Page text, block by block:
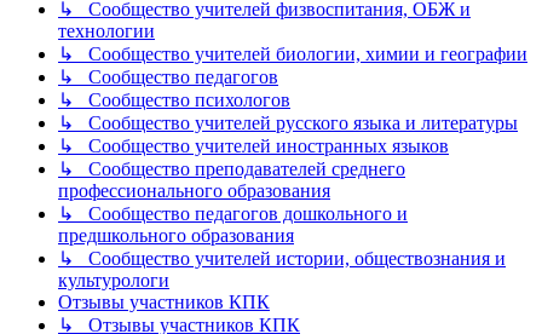
↳ Сообщество учителей физвоспитания, ОБЖ и
технологии
↳ Сообщество учителей биологии, химии и географии
↳ Сообщество педагогов
↳ Сообщество психологов
↳ Сообщество учителей русского языка и литературы
↳ Сообщество учителей иностранных языков
↳ Сообщество преподавателей среднего
профессионального образования
↳ Сообщество педагогов дошкольного и
предшкольного образования
↳ Сообщество учителей истории, обществознания и
культурологи
Отзывы участников КПК
↳ Отзывы участников КПК